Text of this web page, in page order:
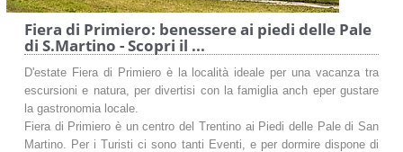
Fiera di Primiero: benessere ai piedi delle Pale
di S.Martino - Scopri il ...
D'estate Fiera di Primiero è la località ideale per una vacanza tra
escursioni e natura, per divertisi con la famiglia anch eper gustare
la gastronomia locale.
Fiera di Primiero è un centro del Trentino ai Piedi delle Pale di San
Martino. Per i Turisti ci sono tanti Eventi, e per dormire dispone di